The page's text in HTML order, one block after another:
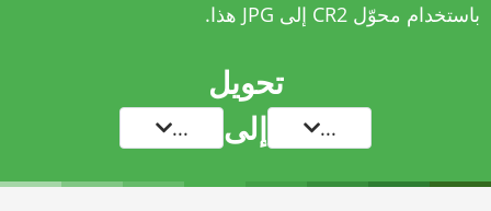
باستخدام محوّل CR2 إلى JPG هذا.
تحويل
... إلى ...